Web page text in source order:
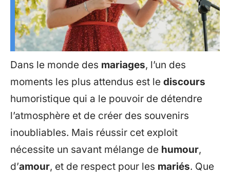
Dans le monde des mariages, l’un des
moments les plus attendus est le discours
humoristique qui a le pouvoir de détendre
l’atmosphère et de créer des souvenirs
inoubliables. Mais réussir cet exploit
nécessite un savant mélange de humour,
d’amour, et de respect pour les mariés. Que